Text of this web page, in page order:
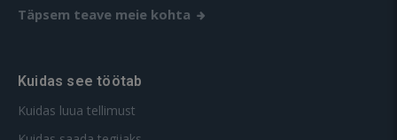
Täpsem teave meie kohta
Kuidas see töötab
Kuidas luua tellimust